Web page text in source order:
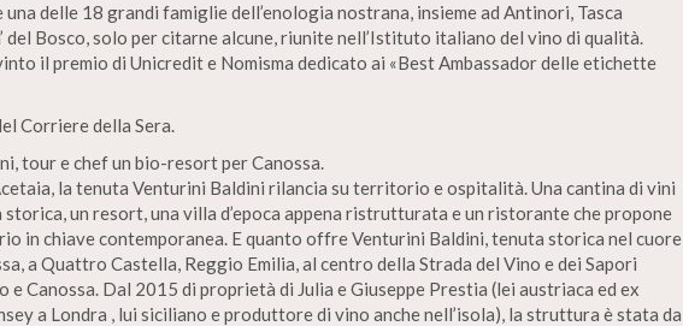
una delle 18 grandi famiglie dell’enologia nostrana, insieme ad Antinori, Tasca
del Bosco, solo per citarne alcune, riunite nell’Istituto italiano del vino di qualità.
vinto il premio di Unicredit e Nomisma dedicato ai «Best Ambassador delle etichette
Corriere della Sera.
tour e chef un bio-resort per Canossa.
la tenuta Venturini Baldini rilancia su territorio e ospitalità. Una cantina di vini
storica, un resort, una villa d’epoca appena ristrutturata e un ristorante che propone
in chiave contemporanea. E quanto offre Venturini Baldini, tenuta storica nel cuore
a Quattro Castella, Reggio Emilia, al centro della Strada del Vino e dei Sapori
e Canossa. Dal 2015 di proprietà di Julia e Giuseppe Prestia (lei austriaca ed ex
a Londra , lui siciliano e produttore di vino anche nell’isola), la struttura è stata da